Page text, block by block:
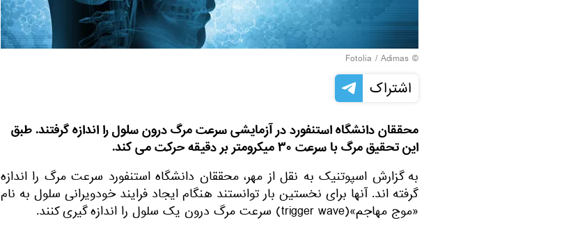
©
Fotolia / Adimas
اشتراک
محققان دانشگاه استنفورد در آزمایشی سرعت مرگ درون سلول را اندازه گرفتند. طبق
این تحقیق مرگ با سرعت ۳۰ میکرومتر بر دقیقه حرکت می کند.
به گزارش اسپوتنیک به نقل از مهر، محققان دانشگاه استنفورد سرعت مرگ را اندازه
گرفته اند. آنها برای نخستین بار توانستند هنگام ایجاد فرایند خودویرانی سلول به نام
«موج مهاجم»(trigger wave) سرعت مرگ درون یک سلول را اندازه گیری کنند.